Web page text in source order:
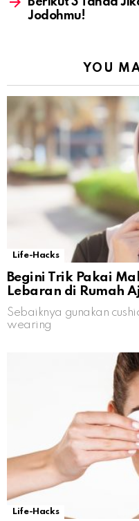
Jodohmu!
YOU
Life-Hacks
Begini Trik Pakai
Lebaran di Rumah
Sebaiknya gunakan
wearing
Life-Hacks